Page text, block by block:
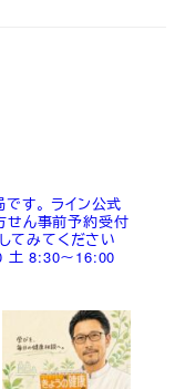
す。 ライン公式
せん事前予約受付
てみてください
土 8:30～16:00